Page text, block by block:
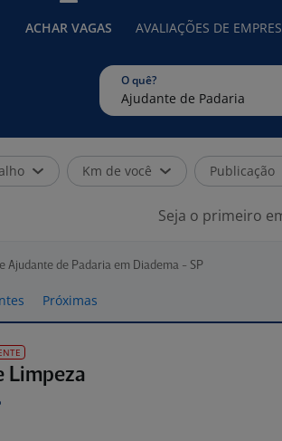
ACHAR VAGAS AVALIAÇÕES DE
O quê?
Km de você Publicação
Seja o primeiro
Ajudante de Padaria em Diadema - SP
Próximas
Limpeza